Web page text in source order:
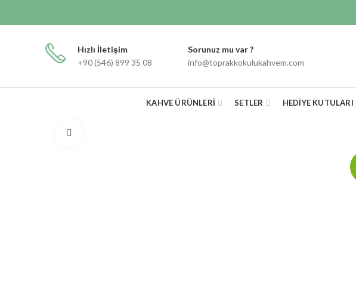
Hızlı İletişim
+90 (546) 899 35 08
Sorunuz mu var ?
info@toprakkokulukahvem.com
KAHVE ÜRÜNLERI SETLER HEDIYE KUTULARI